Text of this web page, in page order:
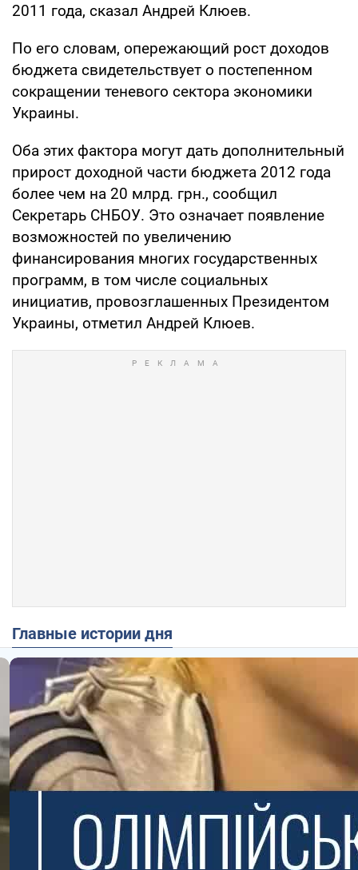
2011 года, сказал Андрей Клюев.
По его словам, опережающий рост доходов
бюджета свидетельствует о постепенном
сокращении теневого сектора экономики
Украины.
Оба этих фактора могут дать дополнительный
прирост доходной части бюджета 2012 года
более чем на 20 млрд. грн., сообщил
Секретарь СНБОУ. Это означает появление
возможностей по увеличению
финансирования многих государственных
программ, в том числе социальных
инициатив, провозглашенных Президентом
Украины, отметил Андрей Клюев.
Главные истории дня